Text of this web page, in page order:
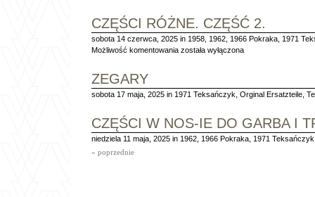
Część
1.
CZĘŚCI RÓŻNE. CZĘŚĆ 2.
sobota 14 czerwca, 2025 in 1958, 1962, 1966 Pokraka, 1971
Możliwość komentowania Części
została wyłączona
ZEGARY
sobota 17 maja, 2025 in 1971 Teksańczyk, Orginal Ersatzteile,
CZĘŚCI W NOS-IE DO GARBA I
niedziela 11 maja, 2025 in 1962, 1966 Pokraka, 1971 Teksańczyk
« poprzednie